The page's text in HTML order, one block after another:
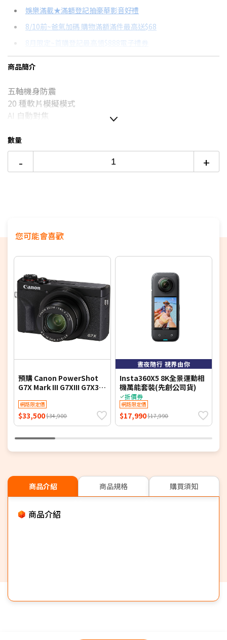
信用卡分期
分期數
6期 0利率
12期 0利率
12期
每期金額 配合銀行/業者
娛樂滿載★滿額登記抽豪華影音好禮
8/10前~爸氣加碼 購物滿額滿件最高送$68
8月限定~首購登記最高領$888電子禮券
台灣大哥大Open Possible聯名卡滿額最高回饋25%
該不該買拍立得？→點我看達人教你買
商品簡介
五軸機身防震
20 種軟片模擬模式
AI 自動對焦
數量
- +
您可能會喜歡
預購 Canon PowerShot
G7X Mark III G7XIII G7X3
網路限定價
$33,500$34,900
晝夜隨行 視界由你
Insta360X5 8K全景運動相
機萬能套裝(先創公司貨)
折價券
網路限定價
$17,990$17,990
商品介紹 商品規格 購買須知
商品介紹